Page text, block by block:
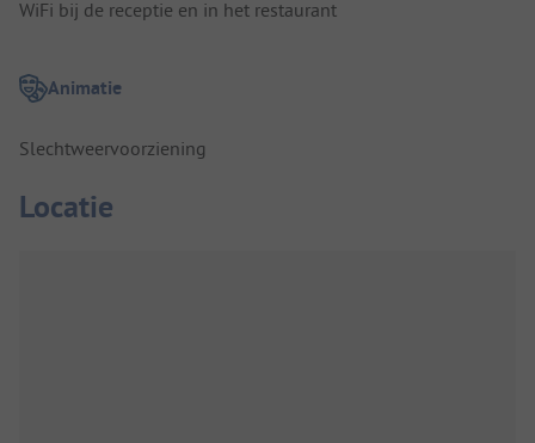
WiFi bij de receptie en in het restaurant
Animatie
Slechtweervoorziening
Locatie